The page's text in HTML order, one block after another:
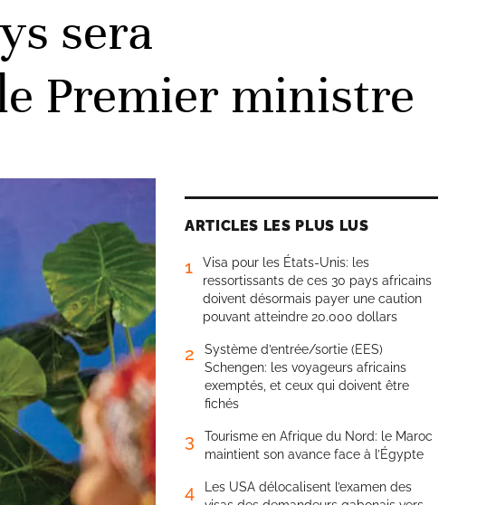
sera
Premier ministre
ARTICLES LES PLUS LUS
1
Visa pour les États-Unis: les
ressortissants de ces 30 pays africains
doivent désormais payer une caution
pouvant atteindre 20.000 dollars
2
Système d’entrée/sortie (EES)
Schengen: les voyageurs africains
exemptés, et ceux qui doivent être
fichés
3
Tourisme en Afrique du Nord: le Maroc
maintient son avance face à l’Égypte
4
Les USA délocalisent l’examen des